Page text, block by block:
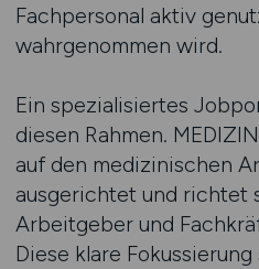
Fachpersonal aktiv
wahrgenommen wird.
Ein spezialisiertes
diesen Rahmen.
auf den medizinischen
ausgerichtet und richtet
Arbeitgeber und
Diese klare